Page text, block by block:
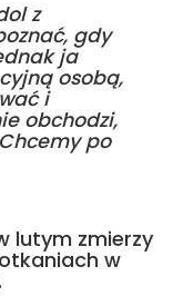
z
gdy
ja
osobą,
i
obchodzi,
po
lutym zmierzy
w